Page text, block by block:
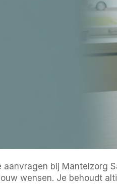
aanvragen bij Mantelzorg
wensen. Je behoudt